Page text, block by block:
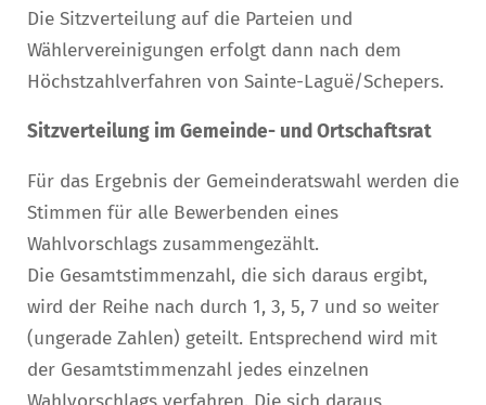
Die Sitzverteilung auf die Parteien und
Wählervereinigungen erfolgt dann nach dem
Höchstzahlverfahren von Sainte-Laguë/Schepers.
Sitzverteilung im Gemeinde- und Ortschaftsrat
Für das Ergebnis der Gemeinderatswahl werden die
Stimmen für alle Bewerbenden eines
Wahlvorschlags zusammengezählt.
Die Gesamtstimmenzahl, die sich daraus ergibt,
wird der Reihe nach durch 1, 3, 5, 7 und so weiter
(ungerade Zahlen) geteilt. Entsprechend wird mit
der Gesamtstimmenzahl jedes einzelnen